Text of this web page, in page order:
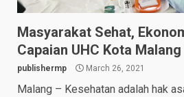
Masyarakat Sehat,
Capaian UHC Kota Malang
publishermp March 26, 2021
Malang – Kesehatan adalah hak